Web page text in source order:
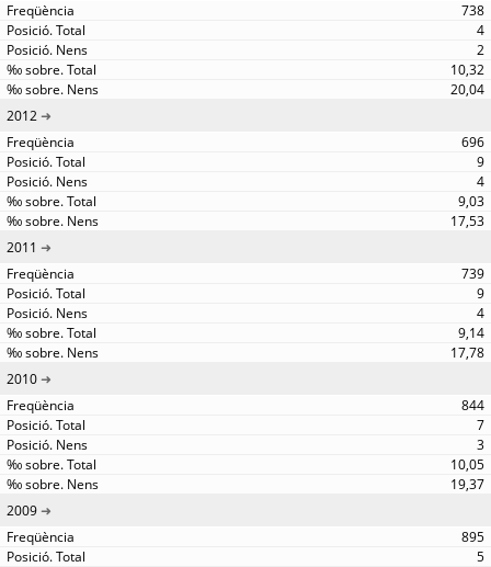
738
4
2
10,32
20,04
2012
696
9
4
9,03
17,53
2011
739
9
4
9,14
17,78
2010
844
7
3
10,05
19,37
2009
895
5